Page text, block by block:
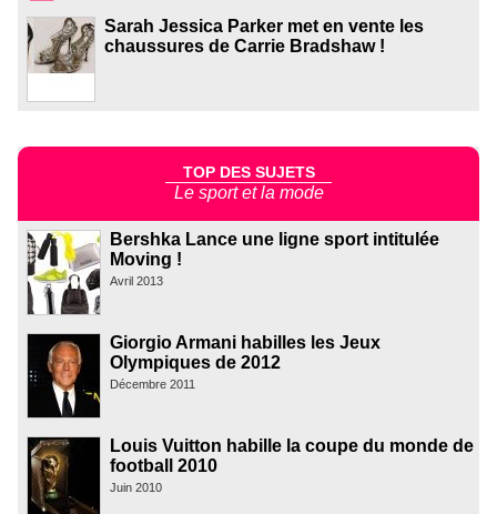
Sarah Jessica Parker met en vente les
chaussures de Carrie Bradshaw !
TOP DES SUJETS
Le sport et la mode
Bershka Lance une ligne sport intitulée
Moving !
Avril 2013
Giorgio Armani habilles les Jeux
Olympiques de 2012
Décembre 2011
Louis Vuitton habille la coupe du monde de
football 2010
Juin 2010